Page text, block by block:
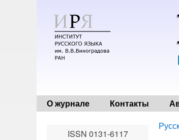
О журнале Контакты
You
ISSN 0131-6117